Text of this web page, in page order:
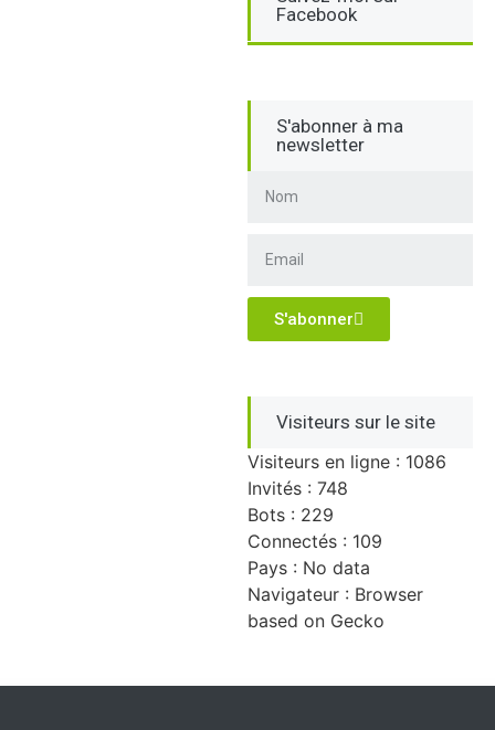
Facebook
S'abonner à ma
newsletter
S'abonner
Visiteurs sur le site
Visiteurs en ligne : 1086
Invités : 748
Bots : 229
Connectés : 109
Pays : No data
Navigateur : Browser
based on Gecko